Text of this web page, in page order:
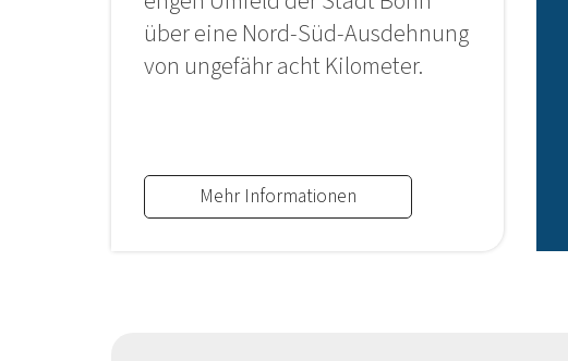
über eine Nord-Süd-Ausdehnung
von ungefähr acht Kilometer.
Mehr Informationen